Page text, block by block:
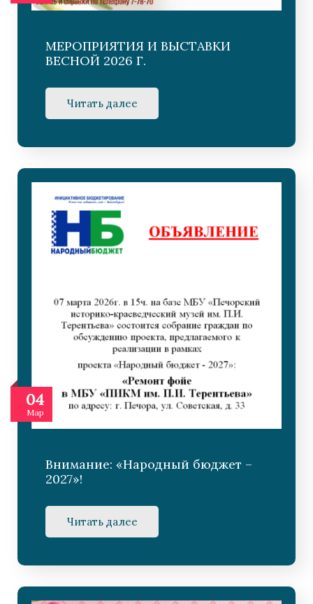
МЕРОПРИЯТИЯ И ВЫСТАВКИ
ВЕСНОЙ 2026 Г.
Читать далее
04
Мар
Внимание: «Народный бюджет –
2027»!
Читать далее